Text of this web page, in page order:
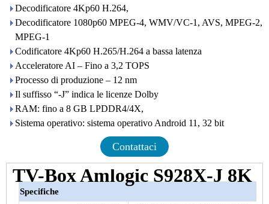
Decodificatore 4Kp60 H.264,
Decodificatore 1080p60 MPEG-4, WMV/VC-1, AVS, MPEG-2,
MPEG-1
Codificatore 4Kp60 H.265/H.264 a bassa latenza
Acceleratore AI – Fino a 3,2 TOPS
Processo di produzione – 12 nm
Il suffisso “-J” indica le licenze Dolby
RAM: fino a 8 GB LPDDR4/4X,
Sistema operativo: sistema operativo Android 11, 32 bit
Contattaci
TV-Box Amlogic S928X-J 8K
Specifiche